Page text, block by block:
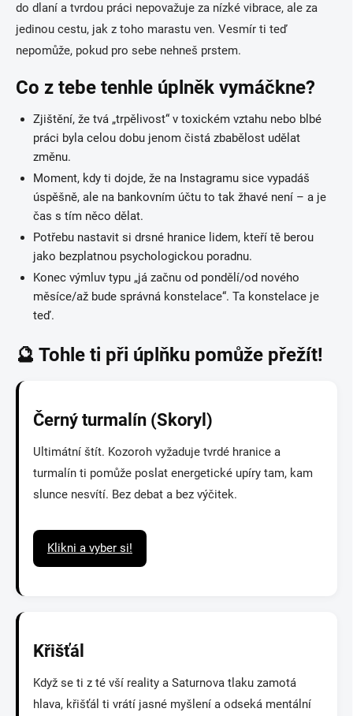
do dlaní a tvrdou práci nepovažuje za nízké vibrace, ale za
jedinou cestu, jak z toho marastu ven. Vesmír ti teď
nepomůže, pokud pro sebe nehneš prstem.
Co z tebe tenhle úplněk vymáčkne?
Zjištění, že tvá „trpělivost“ v toxickém vztahu nebo blbé
práci byla celou dobu jenom čistá zbabělost udělat
změnu.
Moment, kdy ti dojde, že na Instagramu sice vypadáš
úspěšně, ale na bankovním účtu to tak žhavé není – a je
čas s tím něco dělat.
Potřebu nastavit si drsné hranice lidem, kteří tě berou
jako bezplatnou psychologickou poradnu.
Konec výmluv typu „já začnu od pondělí/od nového
měsíce/až bude správná konstelace“. Ta konstelace je
teď.
🔮 Tohle ti při úplňku pomůže přežít!
Černý turmalín (Skoryl)
Ultimátní štít. Kozoroh vyžaduje tvrdé hranice a
turmalín ti pomůže poslat energetické upíry tam, kam
slunce nesvítí. Bez debat a bez výčitek.
Klikni a vyber si!
Křišťál
Když se ti z té vší reality a Saturnova tlaku zamotá
hlava, křišťál ti vrátí jasné myšlení a odseká mentální